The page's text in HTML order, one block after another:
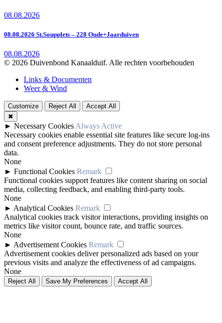
08.08.2026
08.08.2026 St.Soupplets – 228 Oude+Jaarduiven
08.08.2026
© 2026 Duivenbond Kanaalduif. Alle rechten voorbehouden
Links & Documenten
Weer & Wind
Customize Reject All
Accept All
✖
► Necessary Cookies Always Active
Necessary cookies enable essential site features like secure log-ins
and consent preference adjustments. They do not store personal
data.
None
► Functional Cookies Remark
Functional cookies support features like content sharing on social
media, collecting feedback, and enabling third-party tools.
None
► Analytical Cookies Remark
Analytical cookies track visitor interactions, providing insights on
metrics like visitor count, bounce rate, and traffic sources.
None
► Advertisement Cookies Remark
Advertisement cookies deliver personalized ads based on your
previous visits and analyze the effectiveness of ad campaigns.
None
Reject All Save My Preferences Accept All